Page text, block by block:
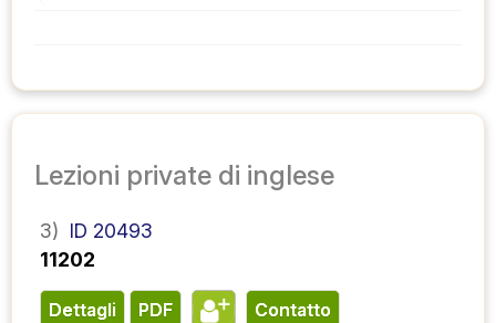
Lezioni private di inglese
3) ID 20493
11202
Dettagli PDF contatto